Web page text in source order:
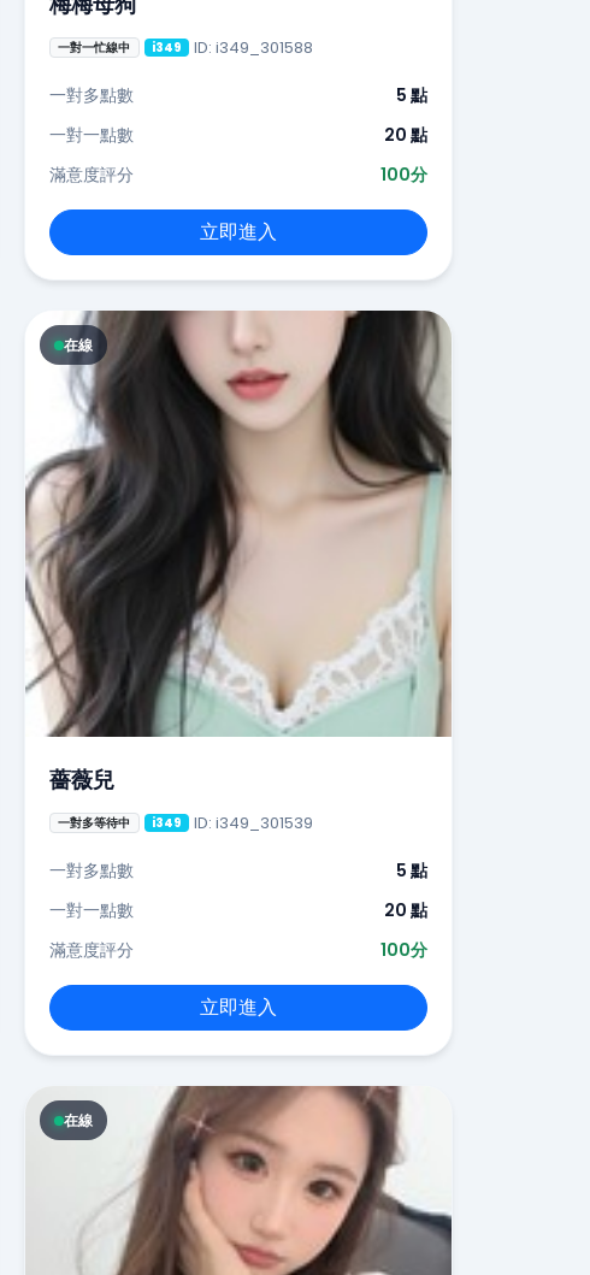
一對一忙線中 i349 ID: i349_301588
一對多點數
5 點
一對一點數
20 點
滿意度評分
100分
立即進入
在線
薔薇兒
一對多等待中 i349 ID: i349_301539
一對多點數
5 點
一對一點數
20 點
滿意度評分
100分
立即進入
在線